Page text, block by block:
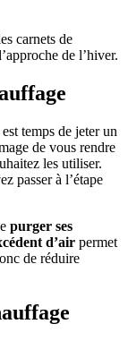
carnets de
de l’hiver.
temps de jeter un
de vous rendre
les utiliser.
passer à l’étape
purger ses
d’air permet
de réduire